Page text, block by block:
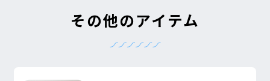
その他のアイテム